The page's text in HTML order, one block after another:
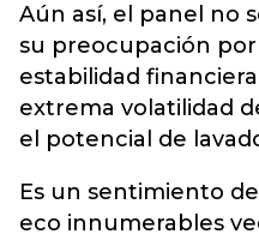
Aún así, el panel no
su preocupación por
estabilidad
extrema volatilidad
el potencial de
Es un sentimiento
eco innumerables